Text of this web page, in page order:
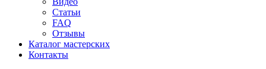
Статьи
FAQ
Отзывы
Каталог мастерских
Контакты